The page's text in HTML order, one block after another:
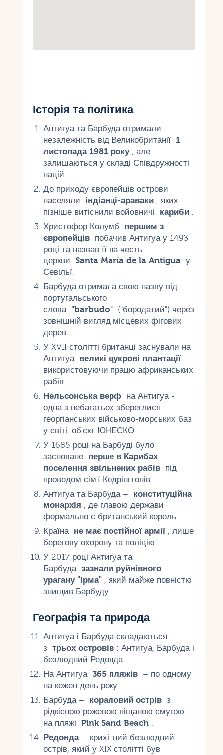
Історія та політика
Антигуа та Барбуда отримали
незалежність від Великобританії 1
листопада 1981 року, але
залишаються у складі Співдружності
націй.
До приходу європейців острови
населяли індіанці-араваки, яких
пізніше витіснили войовничі кариби.
Христофор Колумб першим з
європейцівпобачив Антигуа у 1493
році та назвав її на честь
церкви Santa María de la Antiguaу
Севільї.
Барбуда отримала свою назву від
португальського
слова "barbudo"("бородатий") через
зовнішній вигляд місцевих фігових
дерев.
У XVII столітті британці заснували на
Антигуа великі цукрові плантації,
використовуючи працю африканських
рабів.
Нельсонська верфна Антигуа -
одна з небагатьох збереглися
георгіанських військово-морських баз
у світі, об'єкт ЮНЕСКО.
У 1685 році на Барбуді було
засноване перше в Карибах
поселення звільнених рабівпід
проводом сім'ї Кодрінгтонів.
Антигуа та Барбуда – конституційна
монархія , де главою держави
формально є британський король.
Країна не має постійної армії, лише
берегову охорону та поліцію.
У 2017 році Антигуа та
Барбуда зазнали руйнівного
урагану "Ірма", який майже повністю
знищив Барбуду.
Географія та природа
Антигуа і Барбуда складаються
з трьох островів: Антигуа, Барбуда і
безлюдний Редонда.
На Антигуа 365 пляжів– по одному
на кожен день року.
Барбуда – кораловий острівз
рідкісною рожевою піщаною смугою
на пляжі Pink Sand Beach.
Редонда- крихітний безлюдний
острів, який у XIX столітті був